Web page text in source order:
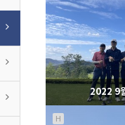
2022 9
H